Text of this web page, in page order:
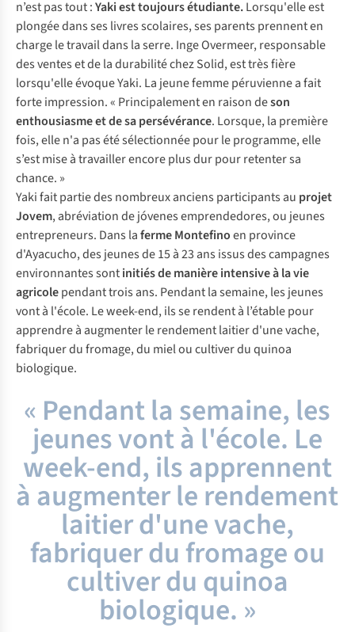
n’est pas tout :Yaki est toujours étudiante.Lorsqu'elle est
plongée dans ses livres scolaires, ses parents prennent en
charge le travail dans la serre. Inge Overmeer, responsable
des ventes et de la durabilité chez Solid, est très fière
lorsqu'elle évoque Yaki. La jeune femme péruvienne a fait
forte impression. « Principalement en raison deson
enthousiasme et de sa persévérance. Lorsque, la première
fois, elle n'a pas été sélectionnée pour le programme, elle
s’est mise à travailler encore plus dur pour retenter sa
chance. »
Yaki fait partie des nombreux anciens participants au projet
Jovem, abréviation dejóvenes emprendedores,ou jeunes
entrepreneurs. Dans laferme Montefinoen province
d'Ayacucho, des jeunes de 15 à 23 ans issus des campagnes
environnantes sontinitiés de manière intensive à la vie
agricolependant trois ans. Pendant la semaine, les jeunes
vont à l'école. Le week-end, ils se rendent à l’étable pour
apprendre à augmenter le rendement laitier d'une vache,
fabriquer du fromage, du miel ou cultiver du quinoa
biologique.
« Pendant la semaine, les
jeunes vont à l'école. Le
week-end, ils apprennent
à augmenter le rendement
laitier d'une vache,
fabriquer du fromage ou
cultiver du quinoa
biologique. »